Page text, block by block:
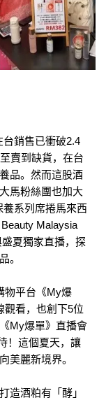
銷售已衝破2.4
賣到缺貨，在台
品。然而這股酒
馬粉絲團也加大
系列席捲馬來西
Malaysia
夏獨家直播，探
。
物平台《My爆
觀看，也創下5位
My爆單》直播會
！這個夏天，讓
美麗新境界。
造酒粕有「酵」